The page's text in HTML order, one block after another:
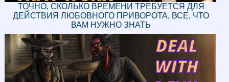
ТОЧНО, СКОЛЬКО ВРЕМЕНИ ТРЕБУЕТСЯ ДЛЯ
ДЕЙСТВИЯ ЛЮБОВНОГО ПРИВОРОТА, ВСЕ, ЧТО
ВАМ НУЖНО ЗНАТЬ